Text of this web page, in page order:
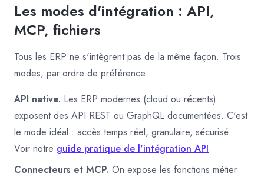
Les modes d'intégration : API,
MCP, fichiers
Tous les ERP ne s'intègrent pas de la même façon. Trois
modes, par ordre de préférence :
API native. Les ERP modernes (cloud ou récents)
exposent des API REST ou GraphQL documentées. C'est
le mode idéal : accès temps réel, granulaire, sécurisé.
Voir notre guide pratique de l'intégration API.
Connecteurs et MCP. On expose les fonctions métier